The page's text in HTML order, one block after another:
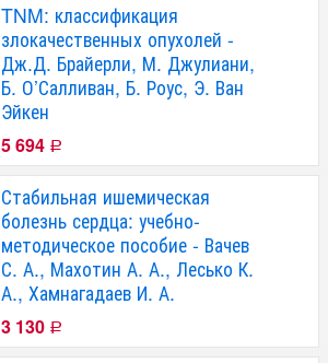
TNM: классификация
злокачественных опухолей -
Дж.Д. Брайерли, М. Джулиани,
Б. О’Салливан, Б. Роус, Э. Ван
Эйкен
5 694 Р
Стабильная ишемическая
болезнь сердца: учебно-
методическое пособие - Вачев
С. А., Махотин А. А., Лесько К.
А., Хамнагадаев И. А.
3 130 Р